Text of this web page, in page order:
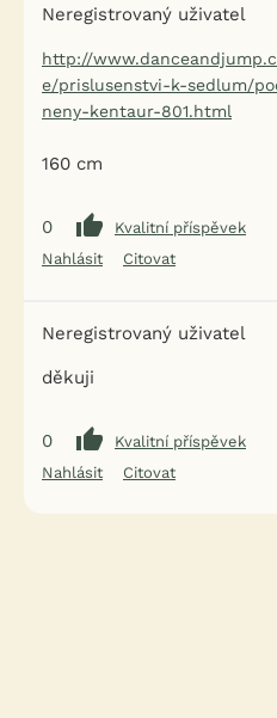
Neregistrovaný uživatel
http://
e/prislusenstvi-k-sedlum/
neny-kentaur-801.html
160 cm
0
Kvalitní příspěvek
Nahlásit
Citovat
Neregistrovaný uživatel
děkuji
0
Kvalitní příspěvek
Nahlásit
Citovat